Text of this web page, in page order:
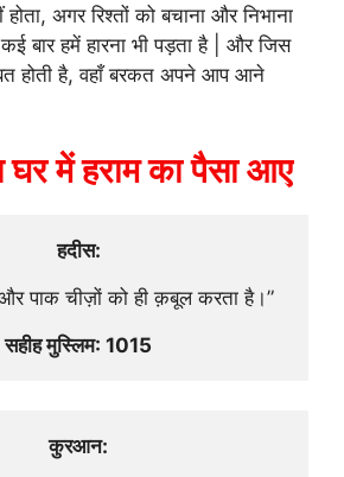
अगर रिश्तों को बचाना और निभाना
बार हमें हारना भी पड़ता है | और जिस
होती है, वहाँ बरकत अपने आप आने
में हराम का पैसा आए
हदीस:
पाक चीज़ों को ही क़बूल करता है।”
सहीह मुस्लिम: 1015
कुरआन: